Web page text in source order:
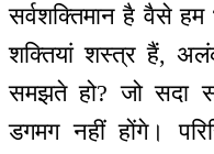
सर्वशक्तिमान है वैसे हम
शक्तियां शस्त्र हैं,
समझते हो? जो सदा
डगमग नहीं होंगे।